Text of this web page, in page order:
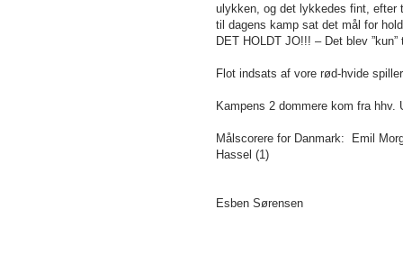
ulykken, og det lykkedes fint, efter
til dagens kamp sat det mål for
DET HOLDT JO!!! – Det blev ”kun”
Flot indsats af vore rød-hvide
Kampens 2 dommere kom fra hhv.
Målscorere for Danmark: Emil
Hassel (1)
Esben Sørensen